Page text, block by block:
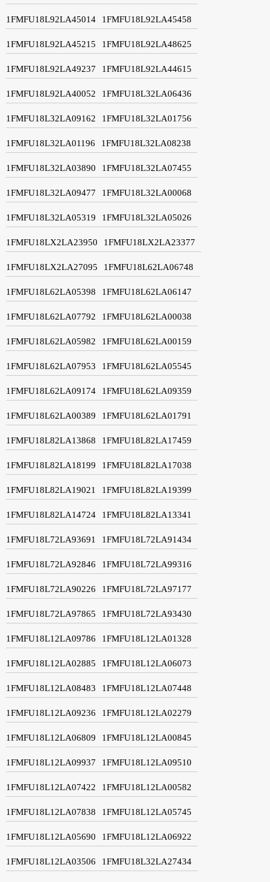
1FMFU18L92LA45014 1FMFU18L92LA45458
1FMFU18L92LA45215 1FMFU18L92LA48625
1FMFU18L92LA49237 1FMFU18L92LA44615
1FMFU18L92LA40052 1FMFU18L32LA06436
1FMFU18L32LA09162 1FMFU18L32LA01756
1FMFU18L32LA01196 1FMFU18L32LA08238
1FMFU18L32LA03890 1FMFU18L32LA07455
1FMFU18L32LA09477 1FMFU18L32LA00068
1FMFU18L32LA05319 1FMFU18L32LA05026
1FMFU18LX2LA23950 1FMFU18LX2LA23377
1FMFU18LX2LA27095 1FMFU18L62LA06748
1FMFU18L62LA05398 1FMFU18L62LA06147
1FMFU18L62LA07792 1FMFU18L62LA00038
1FMFU18L62LA05982 1FMFU18L62LA00159
1FMFU18L62LA07953 1FMFU18L62LA05545
1FMFU18L62LA09174 1FMFU18L62LA09359
1FMFU18L62LA00389 1FMFU18L62LA01791
1FMFU18L82LA13868 1FMFU18L82LA17459
1FMFU18L82LA18199 1FMFU18L82LA17038
1FMFU18L82LA19021 1FMFU18L82LA19399
1FMFU18L82LA14724 1FMFU18L82LA13341
1FMFU18L72LA93691 1FMFU18L72LA91434
1FMFU18L72LA92846 1FMFU18L72LA99316
1FMFU18L72LA90226 1FMFU18L72LA97177
1FMFU18L72LA97865 1FMFU18L72LA93430
1FMFU18L12LA09786 1FMFU18L12LA01328
1FMFU18L12LA02885 1FMFU18L12LA06073
1FMFU18L12LA08483 1FMFU18L12LA07448
1FMFU18L12LA09236 1FMFU18L12LA02279
1FMFU18L12LA06809 1FMFU18L12LA00845
1FMFU18L12LA09937 1FMFU18L12LA09510
1FMFU18L12LA07422 1FMFU18L12LA00582
1FMFU18L12LA07838 1FMFU18L12LA05745
1FMFU18L12LA05690 1FMFU18L12LA06922
1FMFU18L12LA03506 1FMFU18L32LA27434